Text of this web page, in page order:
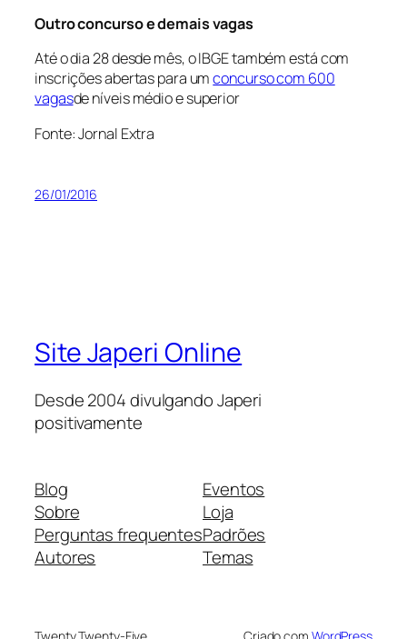
Outro concurso e demais vagas
Até o dia 28 desde mês, o IBGE também está com
inscrições abertas para umconcurso com 600
vagasde níveis médio e superior
Fonte: Jornal Extra
26/01/2016
Site Japeri Online
Desde 2004 divulgando Japeri
positivamente
Blog
Sobre
Perguntas frequentes
Autores
Eventos
Loja
Padrões
Temas